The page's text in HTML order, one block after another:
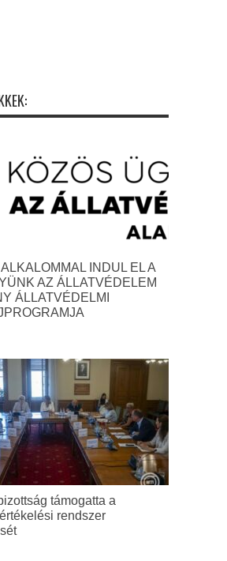
INDUL EL A
AZ ÁLLATVÉDELEM
ÁLLATVÉDELMI
támogatta a
rendszer